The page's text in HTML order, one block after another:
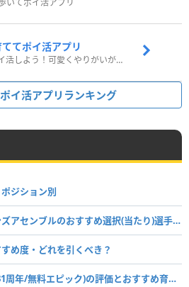
てポイ活アプリ
ペットを育ってポイ活しよう！可愛くやりがいがある新感覚アプリ
イ活アプリランキング
ジション別
無料エピックレジェンズアセンブルのおすすめ選択(当たり)選手ランキングと引き方
め度・どれを引くべき？
EPセルヒオアグエロ(31周年/無料エピック)の評価とおすすめ育成・スキル追加